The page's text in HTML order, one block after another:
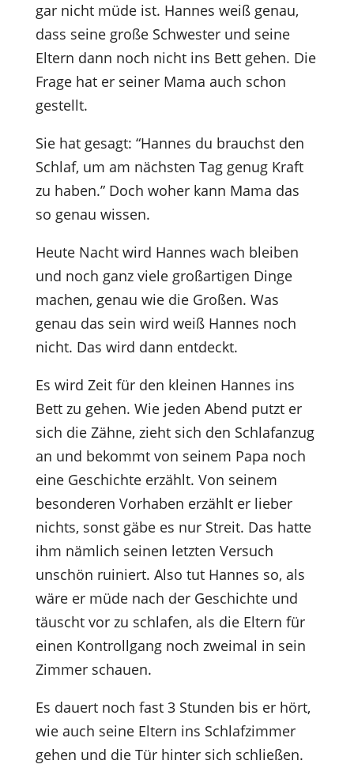
gar nicht müde ist. Hannes weiß genau,
dass seine große Schwester und seine
Eltern dann noch nicht ins Bett gehen. Die
Frage hat er seiner Mama auch schon
gestellt.
Sie hat gesagt: “Hannes du brauchst den
Schlaf, um am nächsten Tag genug Kraft
zu haben.” Doch woher kann Mama das
so genau wissen.
Heute Nacht wird Hannes wach bleiben
und noch ganz viele großartigen Dinge
machen, genau wie die Großen. Was
genau das sein wird weiß Hannes noch
nicht. Das wird dann entdeckt.
Es wird Zeit für den kleinen Hannes ins
Bett zu gehen. Wie jeden Abend putzt er
sich die Zähne, zieht sich den Schlafanzug
an und bekommt von seinem Papa noch
eine Geschichte erzählt. Von seinem
besonderen Vorhaben erzählt er lieber
nichts, sonst gäbe es nur Streit. Das hatte
ihm nämlich seinen letzten Versuch
unschön ruiniert. Also tut Hannes so, als
wäre er müde nach der Geschichte und
täuscht vor zu schlafen, als die Eltern für
einen Kontrollgang noch zweimal in sein
Zimmer schauen.
Es dauert noch fast 3 Stunden bis er hört,
wie auch seine Eltern ins Schlafzimmer
gehen und die Tür hinter sich schließen.